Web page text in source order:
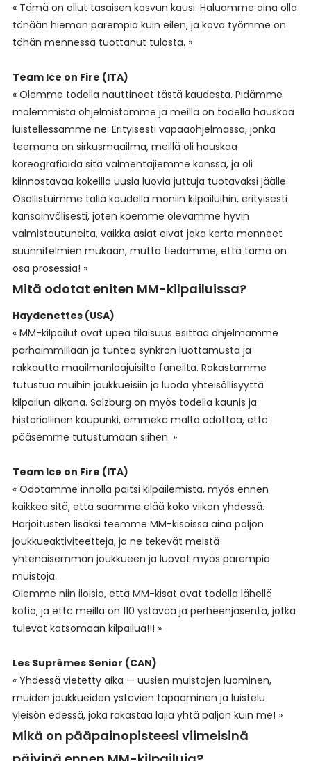
« Tämä on ollut tasaisen kasvun kausi. Haluamme aina olla
tänään hieman parempia kuin eilen, ja kova työmme on
tähän mennessä tuottanut tulosta. »
Team Ice on Fire (ITA)
« Olemme todella nauttineet tästä kaudesta. Pidämme
molemmista ohjelmistamme ja meillä on todella hauskaa
luistellessamme ne. Erityisesti vapaaohjelmassa, jonka
teemana on sirkusmaailma, meillä oli hauskaa
koreografioida sitä valmentajiemme kanssa, ja oli
kiinnostavaa kokeilla uusia luovia juttuja tuotavaksi jäälle.
Osallistuimme tällä kaudella moniin kilpailuihin, erityisesti
kansainvälisesti, joten koemme olevamme hyvin
valmistautuneita, vaikka asiat eivät joka kerta menneet
suunnitelmien mukaan, mutta tiedämme, että tämä on
osa prosessia! »
Mitä odotat eniten MM-kilpailuissa?
Haydenettes (USA)
« MM-kilpailut ovat upea tilaisuus esittää ohjelmamme
parhaimmillaan ja tuntea synkron luottamusta ja
rakkautta maailmanlaajuisilta faneilta. Rakastamme
tutustua muihin joukkueisiin ja luoda yhteisöllisyyttä
kilpailun aikana. Salzburg on myös todella kaunis ja
historiallinen kaupunki, emmekä malta odottaa, että
pääsemme tutustumaan siihen. »
Team Ice on Fire (ITA)
« Odotamme innolla paitsi kilpailemista, myös ennen
kaikkea sitä, että saamme elää koko viikon yhdessä.
Harjoitusten lisäksi teemme MM-kisoissa aina paljon
joukkueaktiviteetteja, ja ne tekevät meistä
yhtenäisemmän joukkueen ja luovat myös parempia
muistoja.
Olemme niin iloisia, että MM-kisat ovat todella lähellä
kotia, ja että meillä on 110 ystävää ja perheenjäsentä, jotka
tulevat katsomaan kilpailua!!! »
Les Suprêmes Senior (CAN)
« Yhdessä vietetty aika — uusien muistojen luominen,
muiden joukkueiden ystävien tapaaminen ja luistelu
yleisön edessä, joka rakastaa lajia yhtä paljon kuin me! »
Mikä on pääpainopisteesi viimeisinä